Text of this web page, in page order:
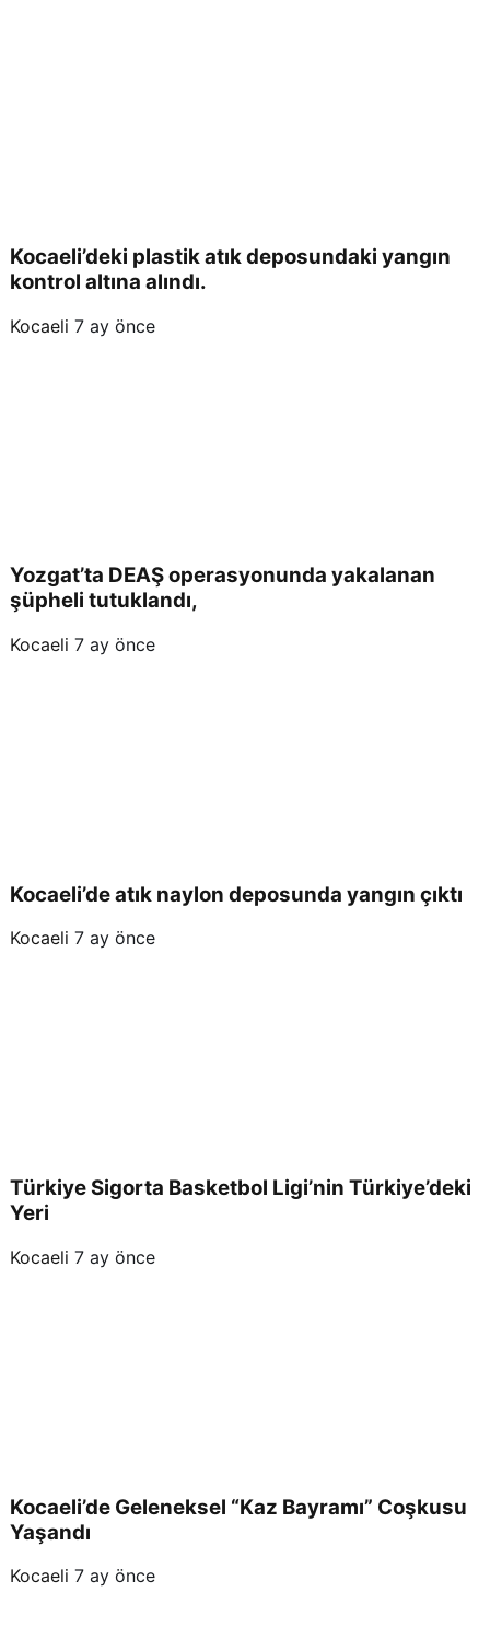
Kocaeli’deki plastik atık deposundaki yangın
kontrol altına alındı.
Kocaeli 7 ay önce
Yozgat’ta DEAŞ operasyonunda yakalanan
şüpheli tutuklandı,
Kocaeli 7 ay önce
Kocaeli’de atık naylon deposunda yangın çıktı
Kocaeli 7 ay önce
Türkiye Sigorta Basketbol Ligi’nin Türkiye’deki
Yeri
Kocaeli 7 ay önce
Kocaeli’de Geleneksel “Kaz Bayramı” Coşkusu
Yaşandı
Kocaeli 7 ay önce